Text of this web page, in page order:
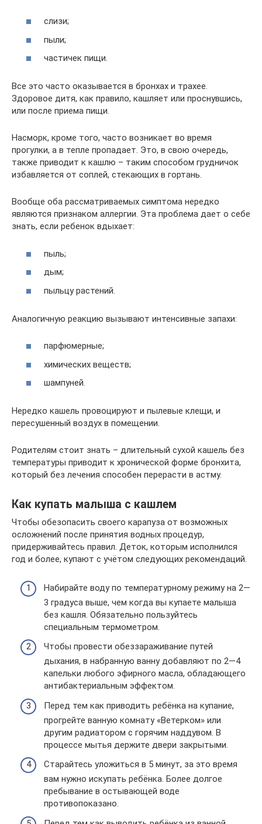
слизи;
пыли;
частичек пищи.
Все это часто оказывается в бронхах и трахее.
Здоровое дитя, как правило, кашляет или проснувшись,
или после приема пищи.
Насморк, кроме того, часто возникает во время
прогулки, а в тепле пропадает. Это, в свою очередь,
также приводит к кашлю – таким способом грудничок
избавляется от соплей, стекающих в гортань.
Вообще оба рассматриваемых симптома нередко
являются признаком аллергии. Эта проблема дает о себе
знать, если ребенок вдыхает:
пыль;
дым;
пыльцу растений.
Аналогичную реакцию вызывают интенсивные запахи:
парфюмерные;
химических веществ;
шампуней.
Нередко кашель провоцируют и пылевые клещи, и
пересушенный воздух в помещении.
Родителям стоит знать – длительный сухой кашель без
температуры приводит к хронической форме бронхита,
который без лечения способен перерасти в астму.
Как купать малыша с кашлем
Чтобы обезопасить своего карапуза от возможных
осложнений после принятия водных процедур,
придерживайтесь правил. Деток, которым исполнился
год и более, купают с учётом следующих рекомендаций.
Набирайте воду по температурному режиму на 2—
3 градуса выше, чем когда вы купаете малыша
без кашля. Обязательно пользуйтесь
специальным термометром.
Чтобы провести обеззараживание путей
дыхания, в набранную ванну добавляют по 2—4
капельки любого эфирного масла, обладающего
антибактериальным эффектом.
Перед тем как приводить ребёнка на купание,
прогрейте ванную комнату «Ветерком» или
другим радиатором с горячим наддувом. В
процессе мытья держите двери закрытыми.
Старайтесь уложиться в 5 минут, за это время
вам нужно искупать ребёнка. Более долгое
пребывание в остывающей воде
противопоказано.